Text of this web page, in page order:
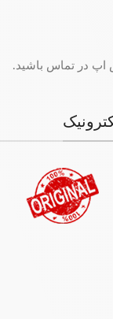
اپ در تماس باشید.